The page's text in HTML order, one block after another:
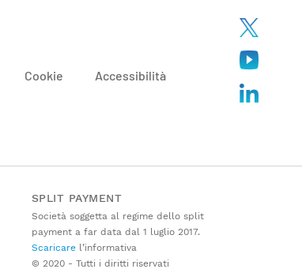
Cookie Accessibilità
SPLIT PAYMENT
Società soggetta al regime dello split
payment a far data dal 1 luglio 2017.
Scaricarel’informativa
© 2020 - Tutti i diritti riservati